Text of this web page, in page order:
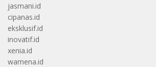
jasmani.id
cipanas.id
eksklusif.id
inovatif.id
xenia.id
wamena.id